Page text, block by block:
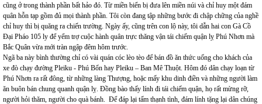
cũng ở trong thành phần bất hảo đó. Từ miền biển bị đưa lên miền núi và chỉ huy một đám
quân hỗn tạp gồm đủ mọi thành phần. Tôi còn đang tập những bước đi chập chững của nghề
chỉ huy thì bị quăng ra chiến trường. Ngày ấy, cũng trên con lộ này, tôi dẫn hai con Gà Cồ
Đại Pháo 105 ly để yểm trợ cuộc hành quân trực thăng vận tái chiếm quận lỵ Phú Nhơn mà
Bắc Quân vừa mới tràn ngập đêm hôm trước.
Ngã ba này bình thường chỉ có vài quán cóc lèo tèo để bán đồ ăn thức uống cho khách của
xe đò chạy đường Pleiku - Phú Bổn hay Pleiku – Ban Mê Thuột. Hôm đó dân chạy loạn từ
Phú Nhơn ra rất đông, từ những làng Thượng, hoặc mấy khu dinh điền và những người làm
ăn buôn bán chung quanh quận lỵ. Đồng bào thấy lính đi tái chiếm quận, họ rất mừng rỡ,
người hỏi thăm, người cho quà bánh. Để đáp lại tấm thạnh tình, đám lính tặng lại dân chúng